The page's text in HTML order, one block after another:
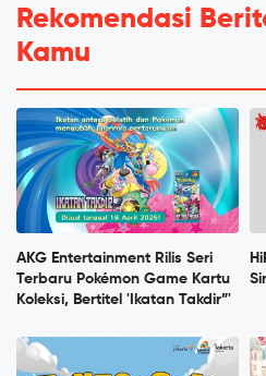
Rekomendasi
Kamu
AKG Entertainment Rilis Seri
Terbaru Pokémon Game Kartu
Koleksi, Bertitel 'Ikatan Takdir”'